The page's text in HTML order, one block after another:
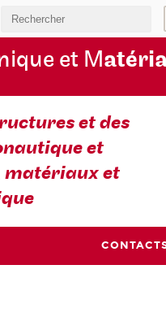
et M
et des
et
matériaux et